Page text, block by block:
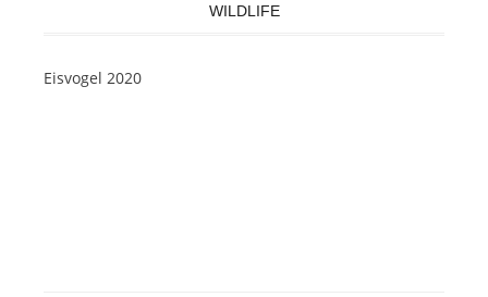
WILDLIFE
Eisvogel 2020